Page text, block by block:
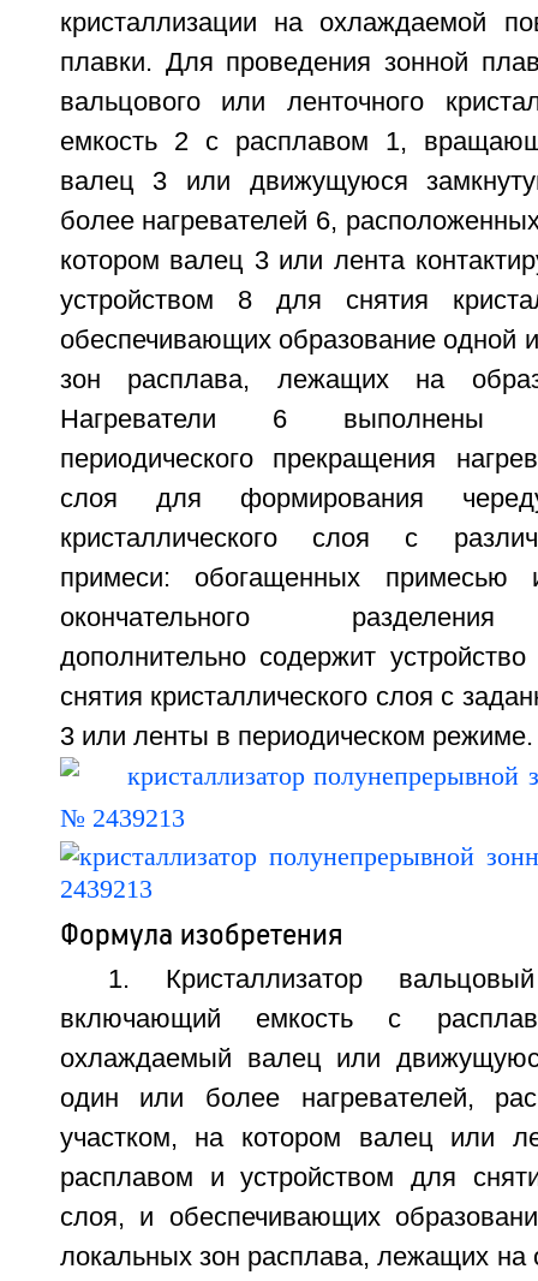
кристаллизации на охлаждаемой
плавки. Для проведения зонной
вальцового или ленточного
емкость 2 с расплавом 1,
валец 3 или движущуюся
более нагревателей 6,
котором валец 3 или лента
устройством 8 для снятия
обеспечивающих образование одной
зон расплава, лежащих на
Нагреватели 6 выполнены
периодического прекращения
слоя для формирования
кристаллического слоя с
примеси: обогащенных
окончательного разделения
дополнительно содержит
снятия кристаллического слоя с
3 или ленты в периодическом
Формула изобретения
1. Кристаллизатор
включающий емкость с
охлаждаемый валец или
один или более нагревателей,
участком, на котором валец или
расплавом и устройством для
слоя, и обеспечивающих
локальных зон расплава, лежащих